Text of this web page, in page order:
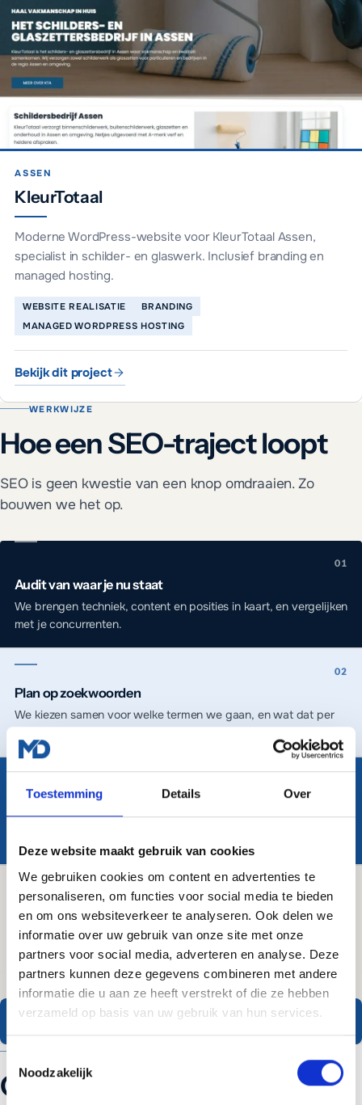
Toestemming Details Over
Deze website maakt gebruik van cookies
We gebruiken cookies om content en advertenties te
personaliseren, om functies voor social media te bieden
en om ons websiteverkeer te analyseren. Ook delen we
informatie over uw gebruik van onze site met onze
partners voor social media, adverteren en analyse. Deze
partners kunnen deze gegevens combineren met andere
informatie die u aan ze heeft verstrekt of die ze hebben
verzameld op basis van uw gebruik van hun services.
Toestemmingsselectie
Noodzakelijk
ASSEN
KleurTotaal
Moderne WordPress-website voor KleurTotaal Assen,
specialist in schilder- en glaswerk. Inclusief branding en
managed hosting.
WEBSITE REALISATIE
BRANDING
MANAGED WORDPRESS HOSTING
Bekijk dit project
KleurTotaal
WERKWIJZE
Hoe een SEO-traject loopt
SEO is geen kwestie van een knop omdraaien. Zo
bouwen we het op.
Audit van waar je nu staat
We brengen techniek, content en posities in kaart, en vergelijken
met je concurrenten.
Plan op zoekwoorden
We kiezen samen voor welke termen we gaan, en wat dat per
Maandelijks bouwen
Meten en bijsturen
Elke maand een rapport met wat groeide en wat de volgende
stap wordt.
Plan een vrijblijvend gesprek
Opties en prijsindicatie